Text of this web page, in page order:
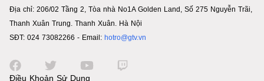
Địa chỉ: 206/02 Tầng 2, Tòa nhà No1A Golden Land, Số 275 Nguyễn Trãi,
Thanh Xuân Trung. Thanh Xuân. Hà Nội
SĐT: 024 73082266 - Email: hotro@gtv.vn
Điều Khoản Sử Dụng